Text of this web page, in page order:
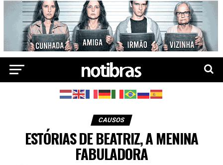
CAUSOS
ESTÓRIAS DE BEATRIZ, A MENINA
FABULADORA